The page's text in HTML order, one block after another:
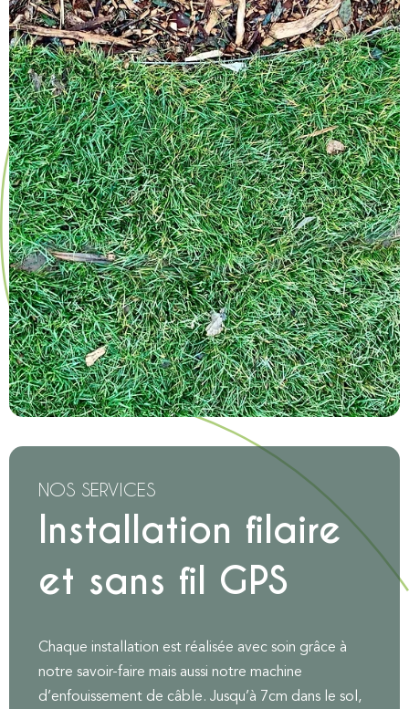
NOS SERVICES
Installation filaire
et sans fil GPS
Chaque installation est réalisée avec soin grâce à
notre savoir-faire mais aussi notre machine
d’enfouissement de câble. Jusqu’à 7cm dans le sol,